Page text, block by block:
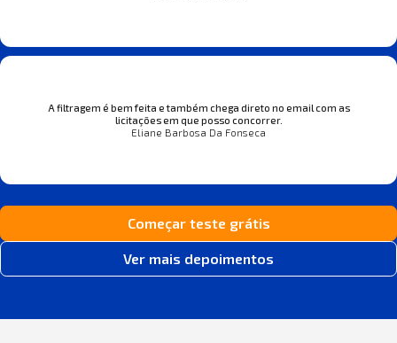
A filtragem é bem feita e também chega direto no email com as
licitações em que posso concorrer.
Eliane Barbosa Da Fonseca
Começar teste grátis
Ver mais depoimentos